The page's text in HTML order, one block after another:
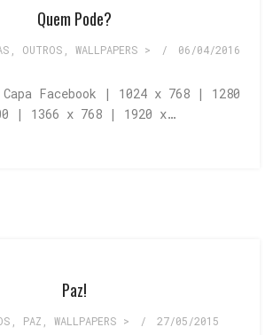
Quem Pode?
OUTROS WALLPAPERS > / 06/04/2016
Facebook | 1024 x 768 | 1280
| 1366 x 768 | 1920 x…
Paz!
PAZ WALLPAPERS > / 27/05/2015